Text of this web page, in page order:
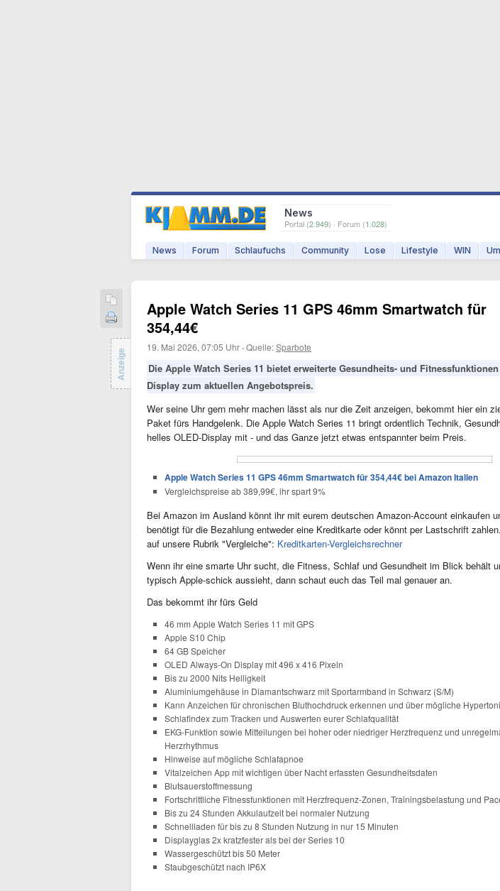
News
Portal (2.949) · Forum (1.028)
News Forum Schlaufuchs Community Lose Lifestyle WIN
Apple Watch Series 11 GPS 46mm Smartwatch für
354,44€
19. Mai 2026, 07:05 Uhr ·Quelle:Sparbote
Die Apple Watch Series 11 bietet erweiterte Gesundheits- und
Display zum aktuellen Angebotspreis.
Wer seine Uhr gern mehr machen lässt als nur die Zeit anzeigen, bekommt hier ein
Paket fürs Handgelenk. Die Apple Watch Series 11 bringt ordentlich Technik,
helles OLED-Display mit - und das Ganze jetzt etwas entspannter beim Preis.
Apple Watch Series 11 GPS 46mm Smartwatch für 354,44€ bei Amazon Italien
Vergleichspreise ab 389,99€, ihr spart 9%
Bei Amazon im Ausland könnt ihr mit eurem deutschen Amazon-Account einkaufen
benötigt für die Bezahlung entweder eine Kreditkarte oder könnt per Lastschrift
auf unsere Rubrik "Vergleiche": Kreditkarten-Vergleichsrechner
Wenn ihr eine smarte Uhr sucht, die Fitness, Schlaf und Gesundheit im Blick behält
typisch Apple-schick aussieht, dann schaut euch das Teil mal genauer an.
Das bekommt ihr fürs Geld
46 mm Apple Watch Series 11 mit GPS
Apple S10 Chip
64 GB Speicher
OLED Always-On Display mit 496 x 416 Pixeln
Bis zu 2000 Nits Helligkeit
Aluminiumgehäuse in Diamantschwarz mit Sportarmband in Schwarz (S/M)
Kann Anzeichen für chronischen Bluthochdruck erkennen und über mögliche
Schlafindex zum Tracken und Auswerten eurer Schlafqualität
EKG-Funktion sowie Mitteilungen bei hoher oder niedriger Herzfrequenz und
Herzrhythmus
Hinweise auf mögliche Schlafapnoe
Vitalzeichen App mit wichtigen über Nacht erfassten Gesundheitsdaten
Blutsauerstoffmessung
Fortschrittliche Fitnessfunktionen mit Herzfrequenz-Zonen, Trainingsbelastung und
Bis zu 24 Stunden Akkulaufzeit bei normaler Nutzung
Schnellladen für bis zu 8 Stunden Nutzung in nur 15 Minuten
Displayglas 2x kratzfester als bei der Series 10
Wassergeschützt bis 50 Meter
Staubgeschützt nach IP6X
Anzeige